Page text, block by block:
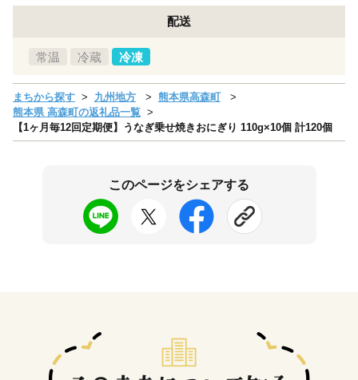
配送
常温 冷蔵 冷凍
まちから探す 九州地方
熊本県高森町
熊本県 高森町の返礼品一覧
【1ヶ月毎12回定期便】うなぎ乗せ焼きおにぎり 110g×10個 計120個
このページをシェアする